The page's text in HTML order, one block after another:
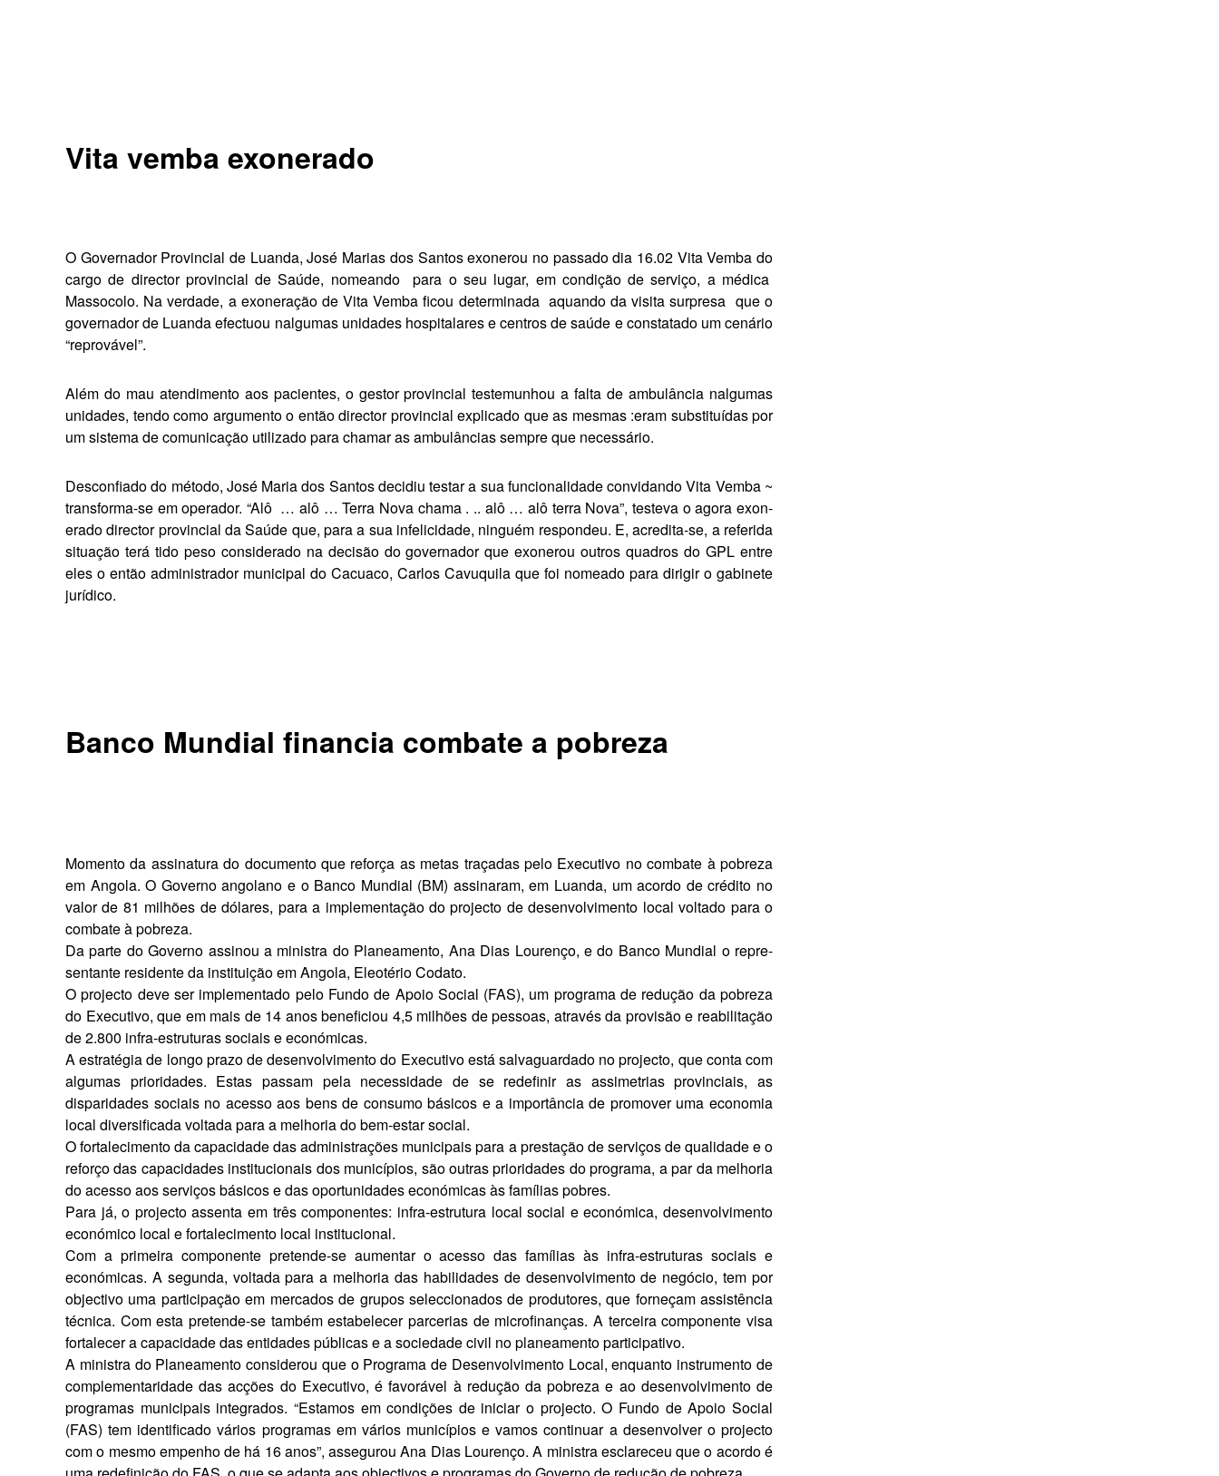
Vita vemba exonerado
O Governador Provincial de Lu­anda, José Marias dos San­tos exonerou no passado dia 16.02 Vita Vemba do
cargo de director provincial de Saúde, nomeando
para o seu lugar, em condição de serviço, a médica
Massocolo. Na verdade, a exonera­ção de Vita Vemba ficou determinada aquando da visita surpresa que o
governador de Luanda efectuou nalgumas unidades hospitalares e centros de saúde e constatado um cenário
“reprovável”.
Além do mau atendimento aos pacientes, o gestor provincial testemunhou a falta de am­bulância nalgumas
unidades, tendo como argumento o então director provincial explicado que as mesmas :eram substituídas por
um sistema de comunicação utilizado para chamar as ambulâncias sempre que necessário.
Desconfiado do método, José Maria dos Santos decidiu testar a sua fun­cionalidade convidando Vita Vemba ~
transforma-se em operador. “Alô … alô … Terra Nova chama . .. alô … alô terra Nova”, testeva o agora exon­
erado director provincial da Saúde que, para a sua infelicidade, ninguém respondeu. E, acredita-se, a referida
situação terá tido peso considerado na decisão do governador que exone­rou outros quadros do GPL entre
eles o então administrador municipal do Cacuaco, Carlos Cavuquila que foi nomeado para dirigir o gabinete
ju­rídico.
Banco Mundial financia combate a pobreza
Momento da assinatura do documento que re­força as metas traçadas pelo Executivo no com­bate à pobreza
em Angola. O Governo angolano e o Banco Mundial (BM) assinaram, em Luan­da, um acordo de crédito no
valor de 81 milhões de dólares, para a implementação do projecto de de­senvolvimento local voltado para o
combate à pobreza.
Da parte do Governo assinou a min­istra do Planeamento, Ana Dias Lou­renço, e do Banco Mundial o repre­
sentante residente da instituição em Angola, Eleotério Codato.
O projecto deve ser implementado pelo Fundo de Apoio Social (FAS), um programa de redução da pobr­eza
do Executivo, que em mais de 14 anos beneficiou 4,5 milhões de pes­soas, através da provisão e reabilita­ção
de 2.800 infra-estruturas sociais e económicas.
A estratégia de longo prazo de de­senvolvimento do Executivo está salvaguardado no projecto, que conta com
algumas prioridades. Es­tas passam pela necessidade de se redefinir as assimetrias provinciais, as
disparidades sociais no acesso aos bens de consumo básicos e a im­portância de promover uma econo­mia
local diversificada voltada para a melhoria do bem-estar social.
O fortalecimento da capacidade das administrações municipais para a prestação de serviços de qualidade e o
reforço das capacidades institucio­nais dos municípios, são outras pri­oridades do programa, a par da mel­horia
do acesso aos serviços básicos e das oportunidades económicas às famílias pobres.
Para já, o projecto assenta em três componentes: infra-estrutura local social e económica, desenvolvimento
económico local e fortalecimento lo­cal institucional.
Com a primeira componente pre­tende-se aumentar o acesso das famílias às infra-estruturas sociais e
económicas. A segunda, voltada para a melhoria das habilidades de de­senvolvimento de negócio, tem por
objectivo uma participação em mer­cados de grupos seleccionados de produtores, que forneçam assistên­cia
técnica. Com esta pretende-se também estabelecer parcerias de mi­crofinanças. A terceira componente visa
fortalecer a capacidade das enti­dades públicas e a sociedade civil no planeamento participativo.
A ministra do Planeamento consid­erou que o Programa de Desenvolvi­mento Local, enquanto instrumento de
complementaridade das acções do Executivo, é favorável à redução da pobreza e ao desenvolvimento de
programas municipais integrados. “Estamos em condições de iniciar o projecto. O Fundo de Apoio Social
(FAS) tem identificado vários pro­gramas em vários municípios e va­mos continuar a desenvolver o pro­jecto
com o mesmo empenho de há 16 anos”, assegurou Ana Dias Lourenço. A ministra esclareceu que o acordo é